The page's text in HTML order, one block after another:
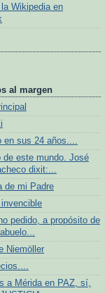
Wikipedia en
al margen
en sus 24 años....
de este mundo. José
dixit:...
de mi Padre
pedido, a propósito de
Niemöller
a Mérida en PAZ, sí,